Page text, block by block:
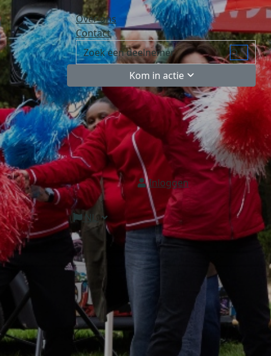
Over ons
Contact
Kom in actie
Inloggen
NL